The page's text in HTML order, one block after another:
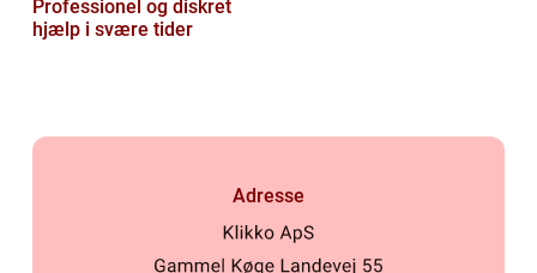
Professionel og diskret
hjælp i svære tider
Adresse